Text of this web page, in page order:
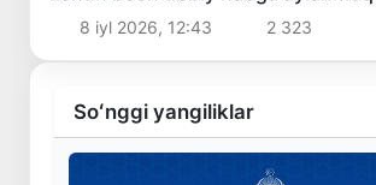
8 iyl 2026, 12:43 2 323
Soʻnggi yangiliklar